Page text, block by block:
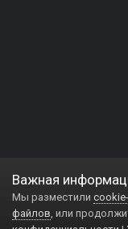
Важная
Мы разместили
файлов, или